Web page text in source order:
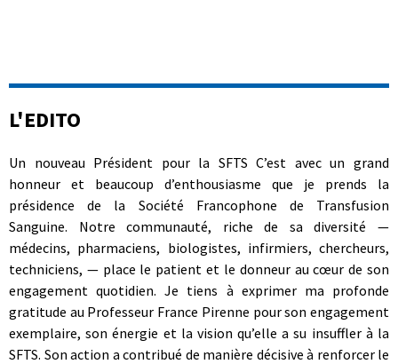
L'EDITO
Un nouveau Président pour la SFTS C’est avec un grand
honneur et beaucoup d’enthousiasme que je prends la
présidence de la Société Francophone de Transfusion
Sanguine. Notre communauté, riche de sa diversité —
médecins, pharmaciens, biologistes, infirmiers, chercheurs,
techniciens, — place le patient et le donneur au cœur de son
engagement quotidien. Je tiens à exprimer ma profonde
gratitude au Professeur France Pirenne pour son engagement
exemplaire, son énergie et la vision qu’elle a su insuffler à la
SFTS. Son action a contribué de manière décisive à renforcer le